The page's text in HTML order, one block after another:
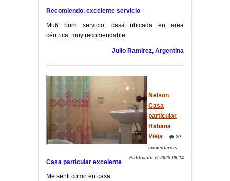
Recomiendo, excelente servicio
Mu6 burn servicio, casa ubicada en area
céntrica, muy recomendable
Julio Ramirez, Argentina
Nelson
Casa
particular
Habana
Vieja
20
comentarios
Publicado el 2025-09-14
Casa particular excelente
Me senti como en casa